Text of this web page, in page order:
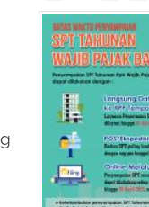
September 2020.